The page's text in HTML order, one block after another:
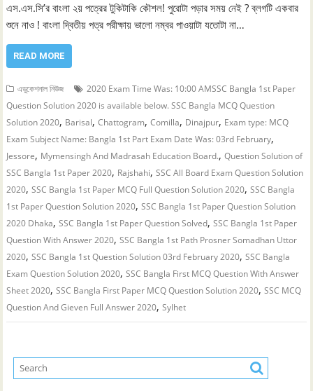
এস.এস.সি’র বাংলা ২য় পত্রের টুকিটাকি কৌশল! পুরোটা পড়ার সময় নেই ? ব্লগটি একবার
শুনে নাও ! বাংলা দ্বিতীয় পত্র পরীক্ষায় ভালো নম্বর পাওয়াটা যতোটা না…
READ MORE
এডুকেশনাল নিউজ
2020 Exam Time Was: 10:00 AMSSC Bangla 1st Paper
Question Solution 2020 is available below. SSC Bangla MCQ Question
Solution 2020, Barisal,Chattogram,Comilla, Dinajpur, Exam type: MCQ
Exam Subject Name: Bangla 1st Part Exam Date Was: 03rd February,
Jessore, Mymensingh And Madrasah Education Board.,Question Solution of
SSC Bangla 1st Paper 2020, Rajshahi,SSC All Board Exam Question Solution
2020,SSC Bangla 1st Paper MCQ Full Question Solution 2020,SSC Bangla
1st Paper Question Solution 2020,SSC Bangla 1st Paper Question Solution
2020 Dhaka,SSC Bangla 1st Paper Question Solved,SSC Bangla 1st Paper
Question With Answer 2020,SSC Bangla 1st Path Prosner Somadhan Uttor
2020,SSC Bangla 1st Question Solution 03rd February 2020,SSC Bangla
Exam Question Solution 2020,SSC Bangla First MCQ Question With Answer
Sheet 2020,SSC Bangla First Paper MCQ Question Solution 2020,SSC MCQ
Question And Gieven Full Answer 2020,Sylhet